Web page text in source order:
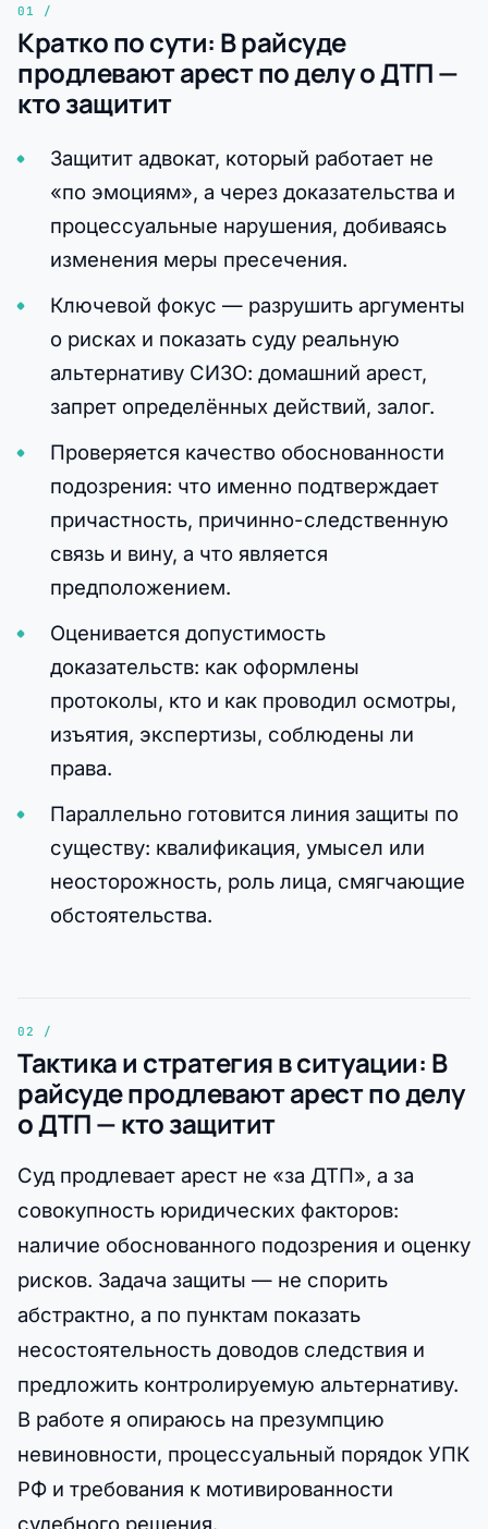
Кратко по сути: В райсуде
продлевают арест по делу о ДТП —
кто защитит
Защитит адвокат, который работает не
«по эмоциям», а через доказательства и
процессуальные нарушения, добиваясь
изменения меры пресечения.
Ключевой фокус — разрушить аргументы
о рисках и показать суду реальную
альтернативу СИЗО: домашний арест,
запрет определённых действий, залог.
Проверяется качество обоснованности
подозрения: что именно подтверждает
причастность, причинно-следственную
связь и вину, а что является
предположением.
Оценивается допустимость
доказательств: как оформлены
протоколы, кто и как проводил осмотры,
изъятия, экспертизы, соблюдены ли
права.
Параллельно готовится линия защиты по
существу: квалификация, умысел или
неосторожность, роль лица, смягчающие
обстоятельства.
Тактика и стратегия в ситуации: В
райсуде продлевают арест по делу
о ДТП — кто защитит
Суд продлевает арест не «за ДТП», а за
совокупность юридических факторов:
наличие обоснованного подозрения и оценку
рисков. Задача защиты — не спорить
абстрактно, а по пунктам показать
несостоятельность доводов следствия и
предложить контролируемую альтернативу.
В работе я опираюсь на презумпцию
невиновности, процессуальный порядок УПК
РФ и требования к мотивированности
судебного решения.